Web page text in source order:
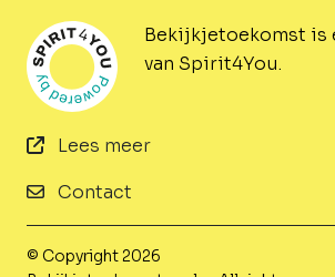
Bekijkjetoekomst
van Spirit4You.
Lees meer
Contact
© Copyright 2026